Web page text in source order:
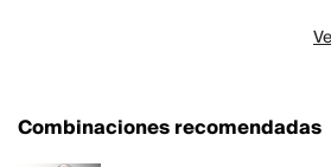
Combinaciones recomendadas